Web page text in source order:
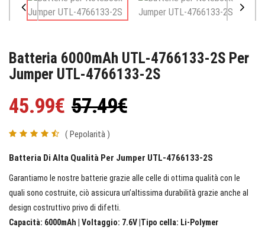
Batteria 6000mAh UTL-4766133-2S Per
Jumper UTL-4766133-2S
45.99€ 57.49€
( Pepolarità )
Batteria Di Alta Qualità Per Jumper UTL-4766133-2S
Garantiamo le nostre batterie grazie alle celle di ottima qualità con le
quali sono costruite, ciò assicura un’altissima durabilità grazie anche al
design costruttivo privo di difetti.
Capacità: 6000mAh | Voltaggio: 7.6V |Tipo cella: Li-Polymer